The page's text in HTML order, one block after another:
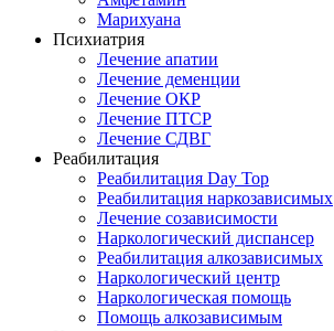
Марихуана
Психиатрия
Лечение апатии
Лечение деменции
Лечение ОКР
Лечение ПТСР
Лечение СДВГ
Реабилитация
Реабилитация Day Top
Реабилитация наркозависимых
Лечение созависимости
Наркологический диспансер
Реабилитация алкозависимых
Наркологический центр
Наркологическая помощь
Помощь алкозависимым